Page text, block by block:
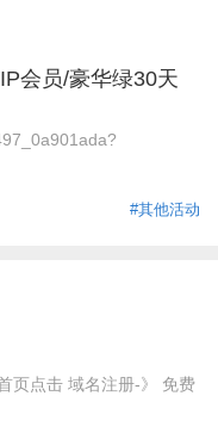
会员/豪华绿30天
#其他活动
页点击 域名注册-》 免费